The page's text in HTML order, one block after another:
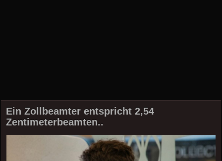
Ein Zollbeamter entspricht 2,54
Zentimeterbeamten..